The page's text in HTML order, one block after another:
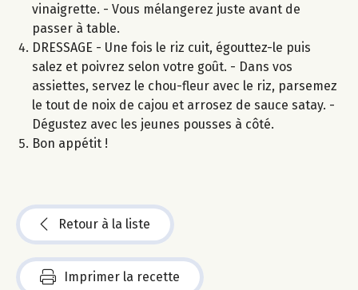
vinaigrette. - Vous mélangerez juste avant de
passer à table.
DRESSAGE - Une fois le riz cuit, égouttez-le puis
salez et poivrez selon votre goût. - Dans vos
assiettes, servez le chou-fleur avec le riz, parsemez
le tout de noix de cajou et arrosez de sauce satay. -
Dégustez avec les jeunes pousses à côté.
Bon appétit !
Retour à la liste
Imprimer la recette